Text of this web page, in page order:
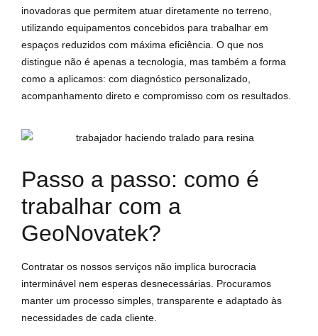
inovadoras que permitem atuar diretamente no terreno,
utilizando equipamentos concebidos para trabalhar em
espaços reduzidos com máxima eficiência. O que nos
distingue não é apenas a tecnologia, mas também a forma
como a aplicamos: com diagnóstico personalizado,
acompanhamento direto e compromisso com os resultados.
Passo a passo: como é
trabalhar com a
GeoNovatek?
Contratar os nossos serviços não implica burocracia
interminável nem esperas desnecessárias. Procuramos
manter um processo simples, transparente e adaptado às
necessidades de cada cliente.